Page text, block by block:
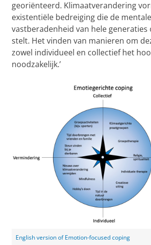
georiënteerd. Klimaatverandering
existentiële bedreiging die de
vastberadenheid van hele generaties
stelt. Het vinden van manieren om
zowel individueel en collectief het
noodzakelijk.’
English version of Emotion-focused coping